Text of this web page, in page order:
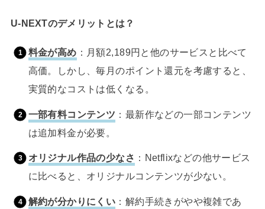
U-NEXTのデメリットとは？
料金が高め ：月額2,189円と他のサービスと比べて
高価。しかし、毎月のポイント還元を考慮すると、
実質的なコストは低くなる。
一部有料コンテンツ ：最新作などの一部コンテンツ
は追加料金が必要。
オリジナル作品の少なさ ：Netflixなどの他サービス
に比べると、オリジナルコンテンツが少ない。
解約が分かりにくい ：解約手続きがやや複雑であ